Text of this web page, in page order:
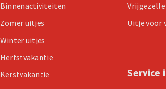
Binnenactiviteiten
Zomer uitjes
Winter uitjes
Herfstvakantie
Kerstvakantie
Uitje voor
Service